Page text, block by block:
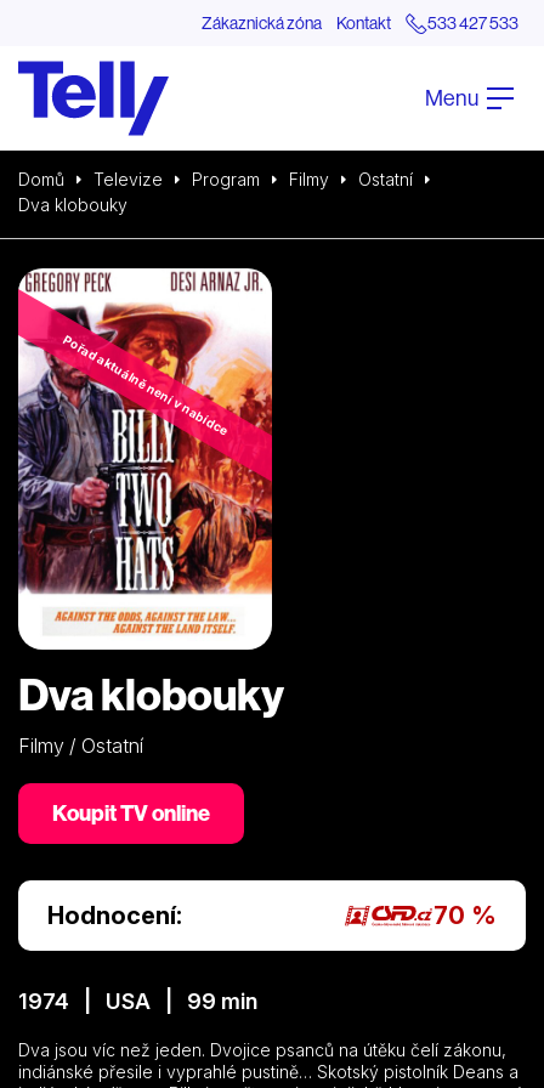
Zákaznická zóna Kontakt 533 427 533
Menu
Domů Televize Program Filmy
Ostatní
Dva klobouky
Pořad aktuálně není v nabídce
Dva klobouky
Filmy / Ostatní
Koupit TV online
Hodnocení: 70 %
1974 | USA | 99 min
Dva jsou víc než jeden. Dvojice psanců na útěku čelí zákonu,
indiánské přesile i vyprahlé pustině… Skotský pistolník Deans a